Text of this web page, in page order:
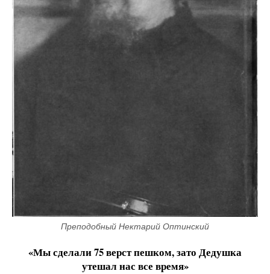
Преподобный Нектарий Оптинский
«Мы сделали 75 верст пешком, зато Дедушка
утешал нас все время»